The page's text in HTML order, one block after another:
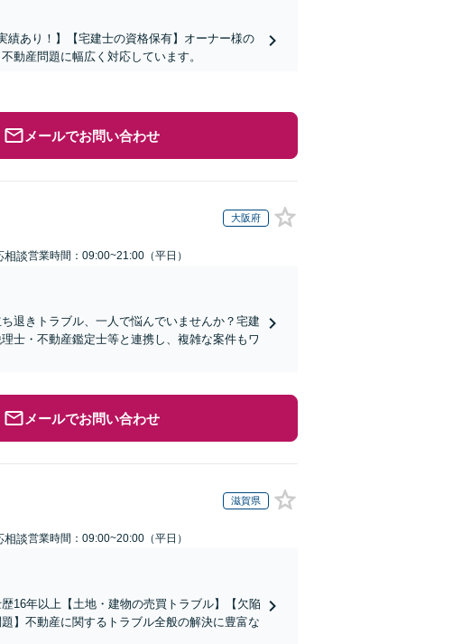
績あり！】【宅建士の資格保有】オーナー様の
動産問題に幅広く対応しています。
メールでお問い合わせ
大阪府
相談営業時間：09:00~21:00（平日）
退きトラブル、一人で悩んでいませんか？宅建
士・不動産鑑定士等と連携し、複雑な案件もワ
メールでお問い合わせ
滋賀県
相談営業時間：09:00~20:00（平日）
16年以上【土地・建物の売買トラブル】【欠陥
】不動産に関するトラブル全般の解決に豊富な